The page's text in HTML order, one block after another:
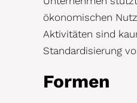
ökonomischen
Aktivitäten sind
Standardisierung
Formen